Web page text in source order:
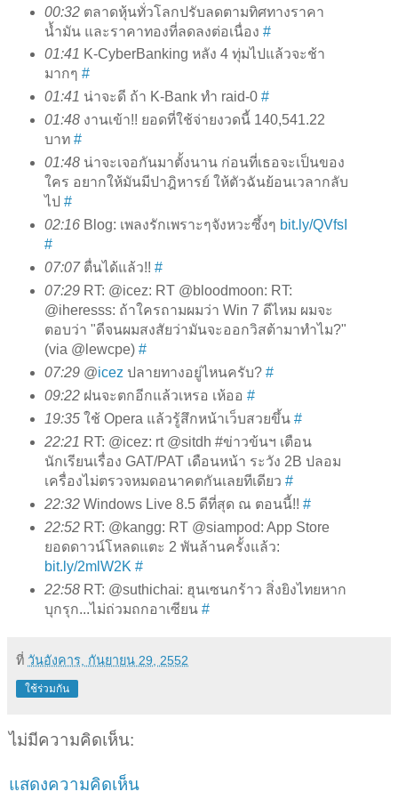
00:32ตลาดหุ้นทั่วโลกปรับลดตามทิศทางราคา
น้ำมัน และราคาทองที่ลดลงต่อเนื่อง #
01:41 K-CyberBanking หลัง 4 ทุ่มไปแล้วจะช้า
มากๆ #
01:41 น่าจะดี ถ้า K-Bank ทำ raid-0 #
01:48งานเข้า!! ยอดที่ใช้จ่ายงวดนี้ 140,541.22
บาท #
01:48น่าจะเจอกันมาตั้งนาน ก่อนที่เธอจะเป็นของ
ใคร อยากให้มันมีปาฎิหารย์ ให้ตัวฉันย้อนเวลากลับ
ไป #
02:16Blog: เพลงรักเพราะๆจังหวะซึ้งๆ bit.ly/QVfsI
#
07:07ตื่นได้แล้ว!! #
07:29RT: @icez: RT @bloodmoon: RT:
@iheresss: ถ้าใครถามผมว่า Win 7 ดีไหม ผมจะ
ตอบว่า "ดีจนผมสงสัยว่ามันจะออกวิสต้ามาทำไม?"
(via @lewcpe) #
07:29@icez ปลายทางอยู่ไหนครับ? #
09:22ฝนจะตกอีกแล้วเหรอ เห้ออ #
19:35ใช้ Opera แล้วรู้สึกหน้าเว็บสวยขึ้น #
22:21 RT: @icez: rt @sitdh #ข่าวข้นฯ เตือน
นักเรียนเรื่อง GAT/PAT เดือนหน้า ระวัง 2B ปลอม
เครื่องไม่ตรวจหมดอนาคตกันเลยทีเดียว #
22:32Windows Live 8.5 ดีที่สุด ณ ตอนนี้!! #
22:52RT: @kangg: RT @siampod: App Store
ยอดดาวน์โหลดแตะ 2 พันล้านครั้งแล้ว:
bit.ly/2mlW2K #
22:58RT: @suthichai: ฮุนเซนกร้าว สิ่งยิงไทยหาก
บุกรุก...ไม่ถ่วมถกอาเซียน #
ที่ วันอังคาร, กันยายน 29, 2552
ใช้ร่วมกัน
ไม่มีความคิดเห็น:
แสดงความคิดเห็น